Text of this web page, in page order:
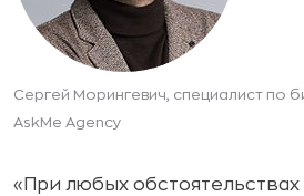
Сергей Морингевич, специалист по
AskMe Agency
«При любых